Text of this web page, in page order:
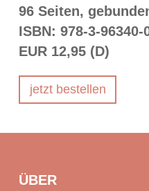
96 Seiten,
ISBN: 978-3-96340-
EUR 12,95 (D)
jetzt bestellen
ÜBER